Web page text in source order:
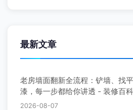
最新文章
老房墙面翻新全流程：铲墙、找
漆，每一步都给你讲透 - 装修百科
2026-08-07